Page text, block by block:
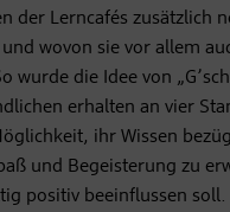
der Lerncafés zusätzlich
wovon sie vor allem
wurde die Idee von
erhalten an vier
ihr Wissen
und Begeisterung zu
positiv beeinflussen soll.